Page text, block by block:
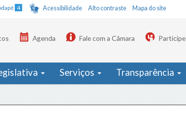
4 Acessibilidade Alto contraste Mapa do site
Agenda Fale com a Câmara Participe
Serviços Transparência